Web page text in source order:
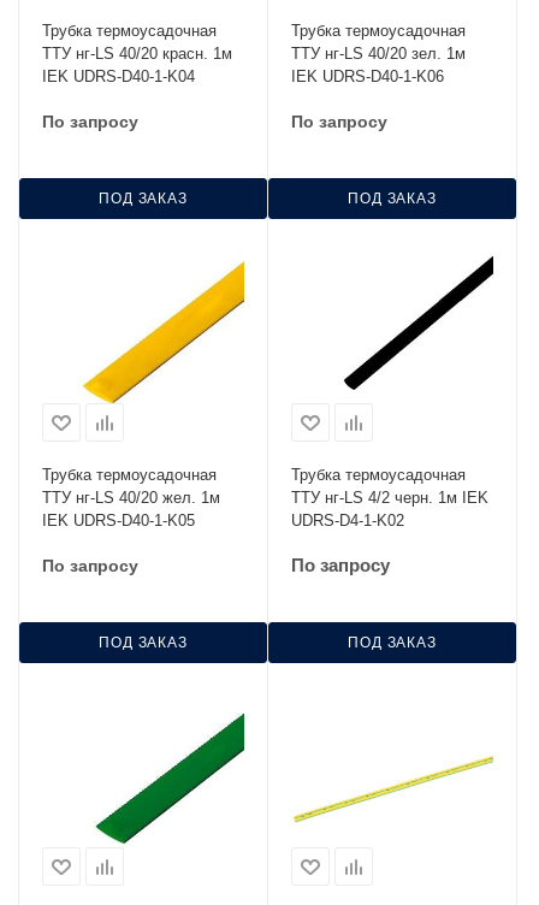
Трубка термоусадочная
ТТУ нг-LS 40/20 красн. 1м
IEK UDRS-D40-1-K04
По запросу
ПОД ЗАКАЗ
Трубка термоусадочная
ТТУ нг-LS 40/20 зел. 1м
IEK UDRS-D40-1-K06
По запросу
ПОД ЗАКАЗ
Трубка термоусадочная
ТТУ нг-LS 40/20 жел. 1м
IEK UDRS-D40-1-K05
По запросу
ПОД ЗАКАЗ
Трубка термоусадочная
ТТУ нг-LS 4/2 черн. 1м IEK
UDRS-D4-1-K02
По запросу
ПОД ЗАКАЗ